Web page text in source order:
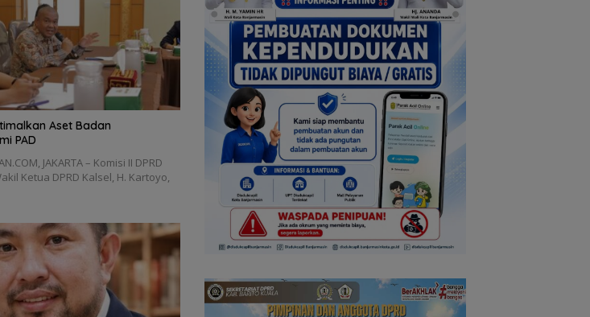
Aset Badan
PAD
JAKARTA – Komisi II DPRD
Ketua DPRD Kalsel, H. Kartoyo,